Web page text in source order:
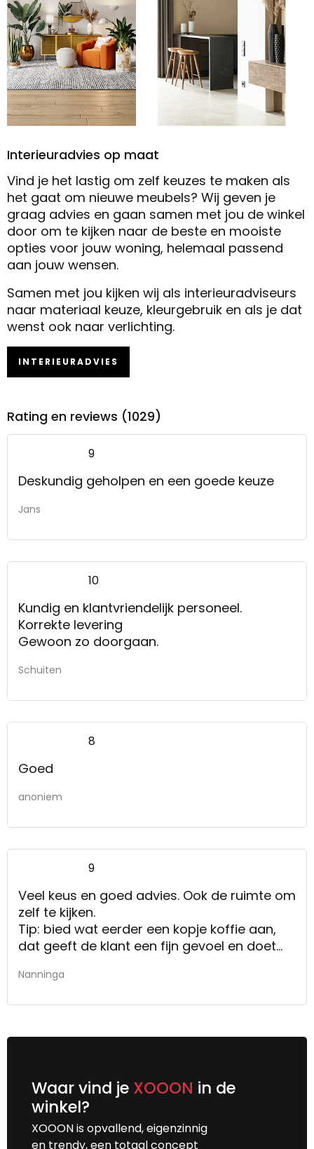
Interieuradvies op maat
Vind je het lastig om zelf keuzes te maken als
het gaat om nieuwe meubels? Wij geven je
graag advies en gaan samen met jou de winkel
door om te kijken naar de beste en mooiste
opties voor jouw woning, helemaal passend
aan jouw wensen.
Samen met jou kijken wij als interieuradviseurs
naar materiaal keuze, kleurgebruik en als je dat
wenst ook naar verlichting.
INTERIEURADVIES
Rating en reviews (1029)
9
Deskundig geholpen en een goede keuze
Jans
10
Kundig en klantvriendelijk personeel.
Korrekte levering
Gewoon zo doorgaan.
Schuiten
8
Goed
anoniem
9
Veel keus en goed advies. Ook de ruimte om
zelf te kijken.
Tip: bied wat eerder een kopje koffie aan,
dat geeft de klant een fijn gevoel en doet
Nanninga
Waar vind je XOOON in de
winkel?
XOOON is opvallend, eigenzinnig
en trendy, een totaal concept